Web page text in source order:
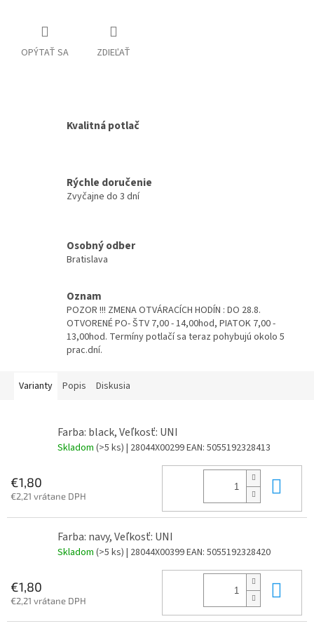
OPÝTAŤ SA ZDIEĽAŤ
Kvalitná potlač
Rýchle doručenie
Zvyčajne do 3 dní
Osobný odber
Bratislava
Oznam
POZOR !!! ZMENA OTVÁRACÍCH HODÍN : DO 28.8.
OTVORENÉ PO- ŠTV 7,00 - 14,00hod, PIATOK 7,00 -
13,00hod. Termíny potlačí sa teraz pohybujú okolo 5
prac.dní.
Varianty Popis Diskusia
Farba: black, Veľkosť: UNI
Skladom (>5 ks) | 28044X00299EAN: 5055192328413
€1,80
€2,21 vrátane DPH
Farba: navy, Veľkosť: UNI
Skladom (>5 ks) | 28044X00399EAN: 5055192328420
€1,80
€2,21 vrátane DPH